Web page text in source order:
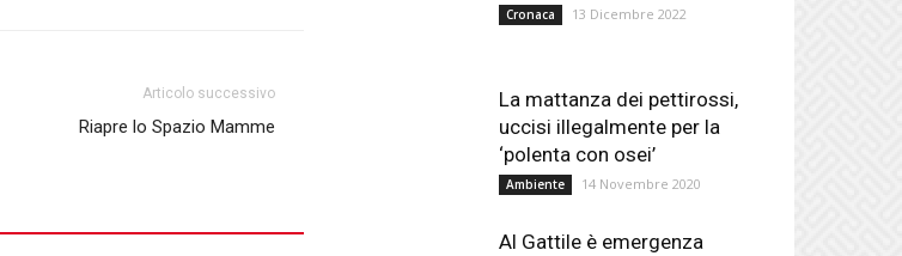
Articolo successivo
Riapre lo Spazio Mamme
Cronaca 13 Dicembre 2022
La mattanza dei pettirossi,
uccisi illegalmente per la
‘polenta con osei’
Ambiente 14 Novembre 2020
Al Gattile è emergenza